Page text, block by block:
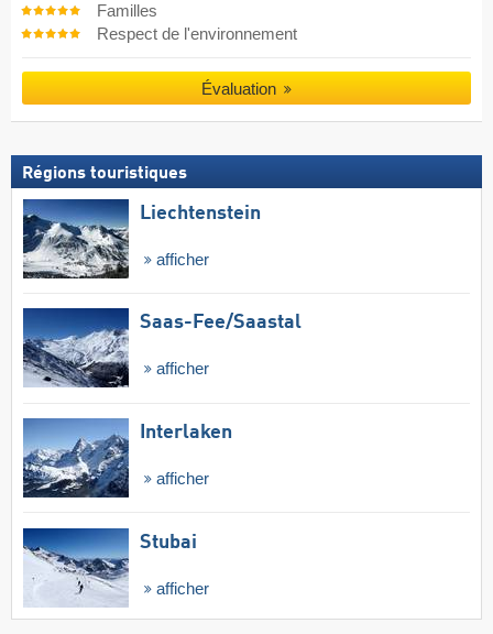
Familles
Respect de l'environnement
Évaluation
Régions touristiques
Liechtenstein
afficher
Saas-Fee/​Saastal
afficher
Interlaken
afficher
Stubai
afficher